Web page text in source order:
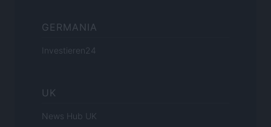
GERMANIA
Investieren24
UK
News Hub UK